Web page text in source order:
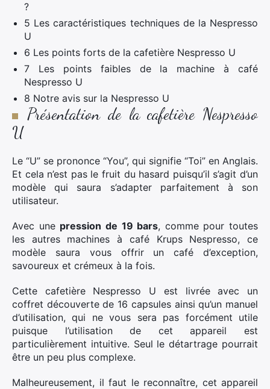
?
5 Les caractéristiques techniques de la Nespresso
U
6 Les points forts de la cafetière Nespresso U
7 Les points faibles de la machine à café
Nespresso U
8 Notre avis sur la Nespresso U
Présentation de la cafetière Nespresso
U
Le “U” se prononce “You”, qui signifie “Toi” en Anglais.
Et cela n’est pas le fruit du hasard puisqu’il s’agit d’un
modèle qui saura s’adapter parfaitement à son
utilisateur.
Avec une pression de 19 bars, comme pour toutes
les autres machines à café Krups Nespresso, ce
modèle saura vous offrir un café d’exception,
savoureux et crémeux à la fois.
Cette cafetière Nespresso U est livrée avec un
coffret découverte de 16 capsules ainsi qu’un manuel
d’utilisation, qui ne vous sera pas forcément utile
puisque l’utilisation de cet appareil est
particulièrement intuitive. Seul le détartrage pourrait
être un peu plus complexe.
Malheureusement, il faut le reconnaître, cet appareil